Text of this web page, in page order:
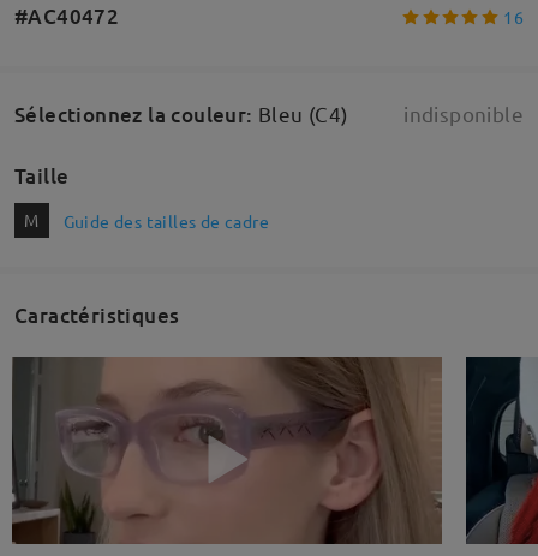
#AC40472 16
Sélectionnez la couleur: Bleu (C4) indisponible
Taille
M Guide des tailles de cadre
Caractéristiques